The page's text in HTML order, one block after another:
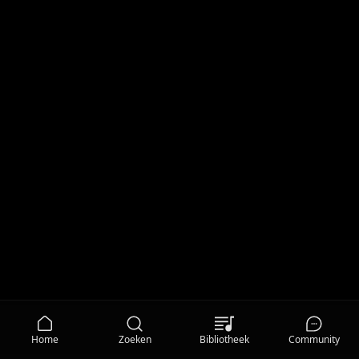
Home Zoeken Bibliotheek Community